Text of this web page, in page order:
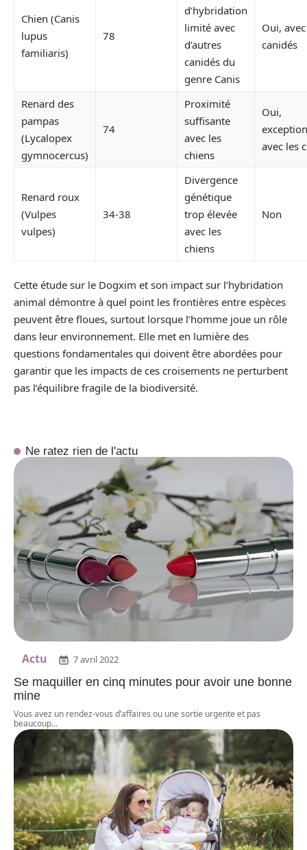
Chien (Canis
lupus
familiaris)
78
d’hybridation
limité avec
d’autres
canidés du
genre Canis
Oui,
canidés
Renard des
pampas
(Lycalopex
gymnocercus)
74
Proximité
suffisante
avec les
chiens
Oui,
avec les
Renard roux
(Vulpes
vulpes)
34-38
Divergence
génétique
trop élevée
avec les
chiens
Non
Cette étude sur le Dogxim et son impact sur l’hybridation
animal démontre à quel point les frontières entre espèces
peuvent être floues, surtout lorsque l’homme joue un rôle
dans leur environnement. Elle met en lumière des
questions fondamentales qui doivent être abordées pour
garantir que les impacts de ces croisements ne perturbent
pas l’équilibre fragile de la biodiversité.
Ne ratez rien de l'actu
Actu 7 avril 2022
Se maquiller en cinq minutes pour avoir une bonne
mine
Vous avez un rendez-vous d’affaires ou une sortie urgente et pas
beaucoup…